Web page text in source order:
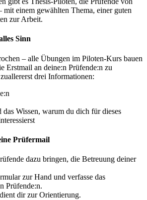
mit einem gewählten Thema, einer guten
zur Arbeit.
Sinn
– alle Übungen im Piloten-Kurs bauen
Erstmail an deine:n Prüfende:n zu
drei Informationen:
Wissen, warum du dich für dieses
Prüfermail
dazu bringen, die Betreuung deiner
zur Hand und verfasse das
Prüfende:n.
dir zur Orientierung.